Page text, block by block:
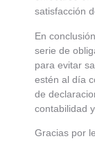
satisfacción
En
serie de
para evitar
estén al día
de
contabilidad
Gracias por